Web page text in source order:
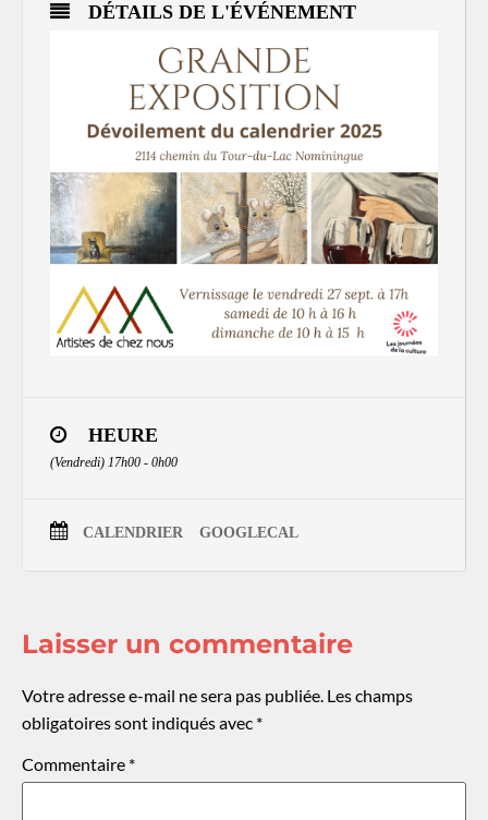
DÉTAILS DE L'ÉVÉNEMENT
HEURE
(Vendredi) 17h00 - 0h00
CALENDRIER GOOGLECAL
Laisser un commentaire
Votre adresse e-mail ne sera pas publiée. Les champs
obligatoires sont indiqués avec *
Commentaire *